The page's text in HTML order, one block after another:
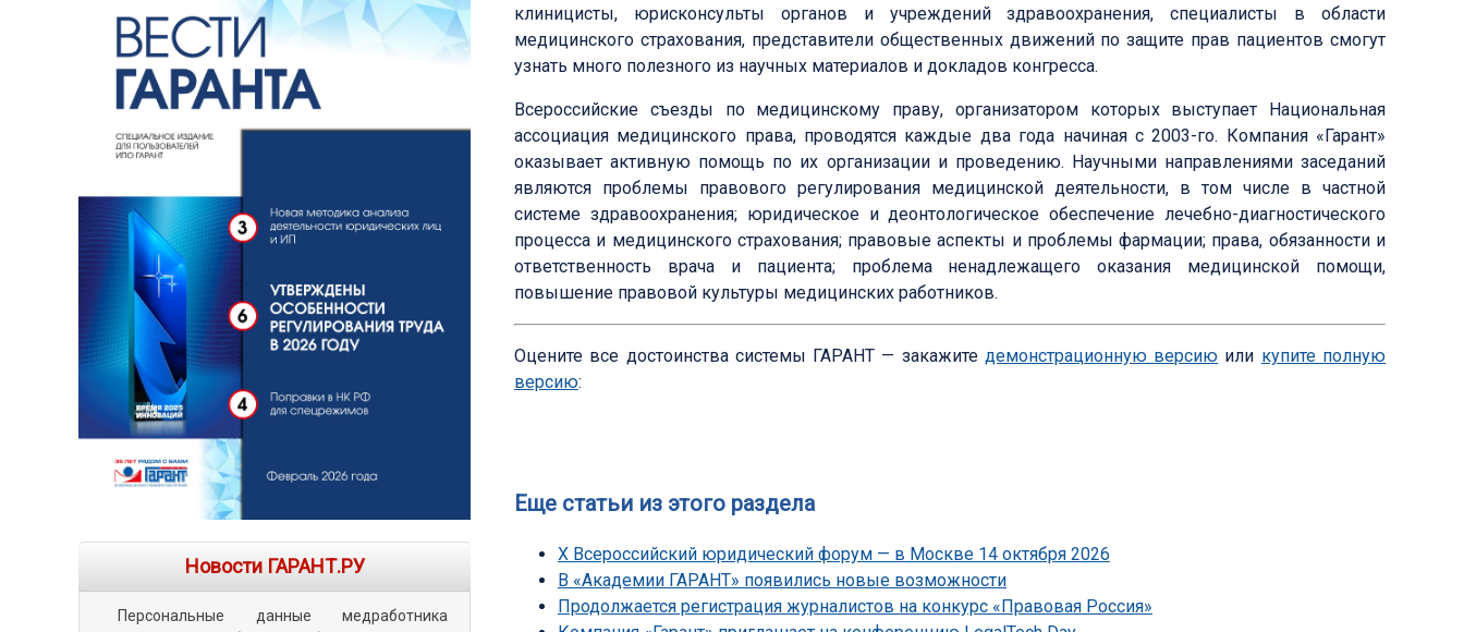
клиницисты, юрисконсульты органов и учреждений здравоохранения, специалисты в области
медицинского страхования, представители общественных движений по защите прав пациентов смогут
узнать много полезного из научных материалов и докладов конгресса.
Всероссийские съезды по медицинскому праву, организатором которых выступает Национальная
ассоциация медицинского права, проводятся каждые два года начиная с 2003-го. Компания «Гарант»
оказывает активную помощь по их организации и проведению. Научными направлениями заседаний
являются проблемы правового регулирования медицинской деятельности, в том числе в частной
системе здравоохранения; юридическое и деонтологическое обеспечение лечебно-диагностического
процесса и медицинского страхования; правовые аспекты и проблемы фармации; права, обязанности и
ответственность врача и пациента; проблема ненадлежащего оказания медицинской помощи,
повышение правовой культуры медицинских работников.
Оцените все достоинства системы ГАРАНТ — закажите демонстрационную версию или купите полную
версию:
Еще статьи из этого раздела
Х Всероссийский юридический форум — в Москве 14 октября 2026
В «Академии ГАРАНТ» появились новые возможности
Продолжается регистрация журналистов на конкурс «Правовая Россия»
Новости ГАРАНТ.РУ
Персональные данные медработника